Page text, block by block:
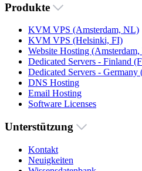
Produkte
KVM VPS (Amsterdam, NL)
KVM VPS (Helsinki, FI)
Website Hosting
Dedicated Servers - Finland
Dedicated Servers - Germany
DNS Hosting
Email Hosting
Software Licenses
Unterstützung
Kontakt
Neuigkeiten